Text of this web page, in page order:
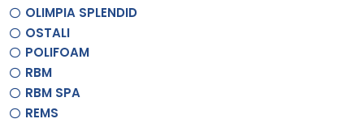
OLIMPIA SPLENDID
OSTALI
POLIFOAM
RBM
RBM SPA
REMS